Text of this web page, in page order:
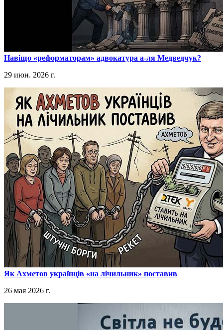
​Навіщо «реформаторам» адвокатура а-ля Медведчук?
29 июн. 2026 г.
​Як Ахметов українців «на лічильник» поставив
26 мая 2026 г.